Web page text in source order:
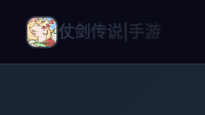
仗剑传说|手游